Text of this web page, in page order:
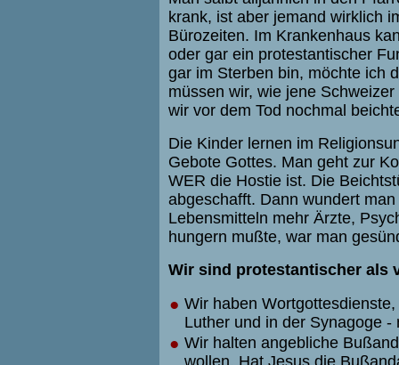
krank, ist aber jemand wirklich
Bürozeiten. Im Krankenhaus
oder gar ein protestantischer
gar im Sterben bin, möchte ich
müssen wir, wie jene
wir vor dem Tod nochmal
Die Kinder lernen im
Gebote Gottes. Man geht zur
WER die Hostie ist. Die
abgeschafft. Dann wundert
Lebensmitteln mehr Ärzte,
hungern mußte, war man
Wir sind protestantischer als
● Wir haben
Luther und in der Synagoge -
● Wir halten angebliche
wollen. Hat Jesus die